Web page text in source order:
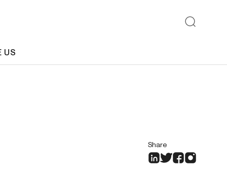
US
Share